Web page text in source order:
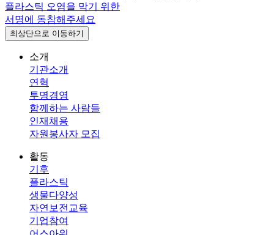
플라스틱 오염을 막기 위한
서명에 동참해주세요
최상단으로 이동하기
소개
기관소개
연혁
투명경영
함께하는 사람들
인재채용
자원봉사자 모집
활동
기후
플라스틱
생물다양성
자연보전교육
기업참여